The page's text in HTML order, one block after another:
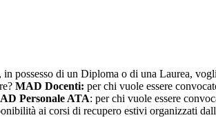
possesso di un Diploma o di una Laurea,
MAD Docenti: per chi vuole essere
Personale ATA: per chi vuole essere
ai corsi di recupero estivi organizzati